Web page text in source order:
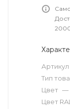
Артикул
Тип
Цвет —
Цвет RAL